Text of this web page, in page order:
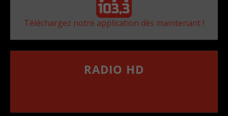
Téléchargez notre application dès maintenant !
RADIO HD